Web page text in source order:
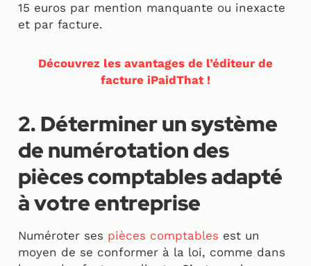
15 euros par mention manquante ou inexacte
et par facture.
Découvrez les avantages de l’éditeur de
facture iPaidThat !
2. Déterminer un système
de numérotation des
pièces comptables adapté
à votre entreprise
Numéroter ses pièces comptables est un
moyen de se conformer à la loi, comme dans